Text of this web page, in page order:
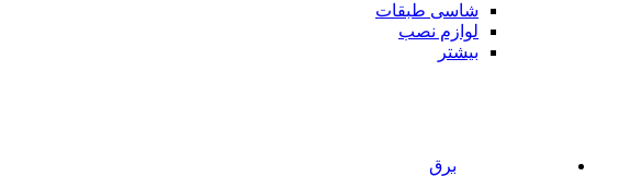
شاسی طبقات
لوازم نصب
بیشتر
برق